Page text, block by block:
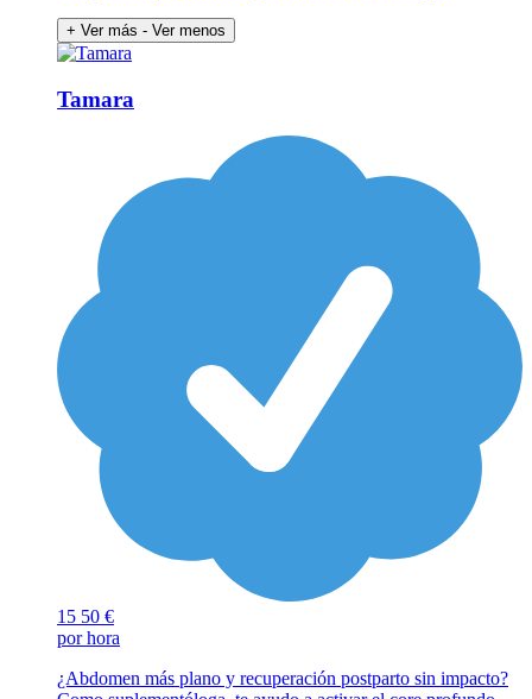
+ Ver más - Ver menos
Tamara
15 50 €
por hora
¿Abdomen más plano y recuperación postparto sin impacto?